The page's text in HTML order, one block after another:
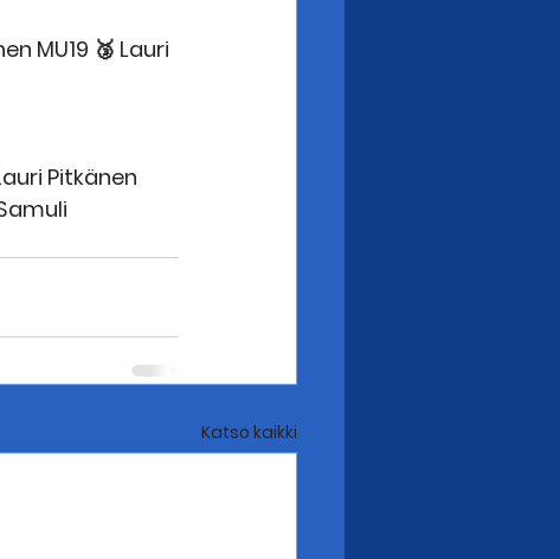
MU19 🥉 Lauri
Pitkänen
Katso kaikki